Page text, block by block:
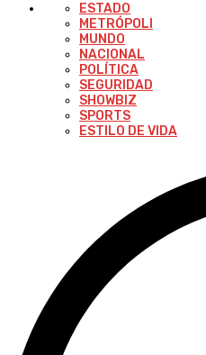
ESTADO
METRÓPOLI
MUNDO
NACIONAL
POLÍTICA
SEGURIDAD
SHOWBIZ
SPORTS
ESTILO DE VIDA